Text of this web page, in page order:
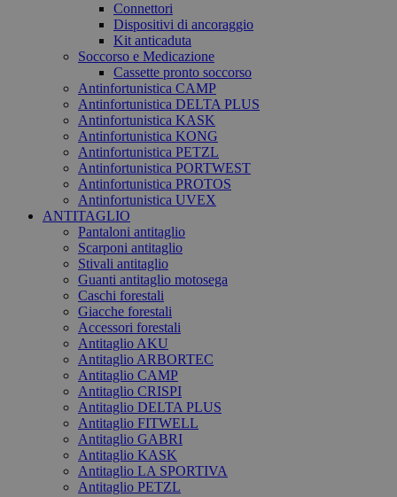
Connettori
Dispositivi di ancoraggio
Kit anticaduta
Soccorso e Medicazione
Cassette pronto soccorso
Antinfortunistica CAMP
Antinfortunistica DELTA PLUS
Antinfortunistica KASK
Antinfortunistica KONG
Antinfortunistica PETZL
Antinfortunistica PORTWEST
Antinfortunistica PROTOS
Antinfortunistica UVEX
ANTITAGLIO
Pantaloni antitaglio
Scarponi antitaglio
Stivali antitaglio
Guanti antitaglio motosega
Caschi forestali
Giacche forestali
Accessori forestali
Antitaglio AKU
Antitaglio ARBORTEC
Antitaglio CAMP
Antitaglio CRISPI
Antitaglio DELTA PLUS
Antitaglio FITWELL
Antitaglio GABRI
Antitaglio KASK
Antitaglio LA SPORTIVA
Antitaglio PETZL